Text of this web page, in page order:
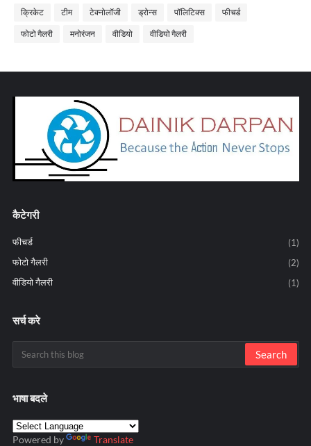
क्रिकेट टीम टेक्नोलॉजी ड्रोन्स पॉलिटिक्स फीचर्ड
फोटो गैलरी मनोरंजन वीडियो वीडियो गैलरी
कैटेगरी
फीचर्ड
(1)
फोटो गैलरी
(2)
वीडियो गैलरी
(1)
सर्च करे
भाषा बदले
Powered by Translate